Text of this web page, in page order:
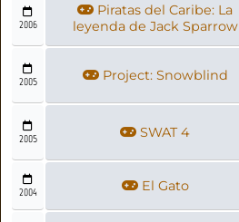
2006
Piratas del Caribe: La
leyenda de Jack Sparrow
2005 Project: Snowblind
2005 SWAT 4
2004 El Gato